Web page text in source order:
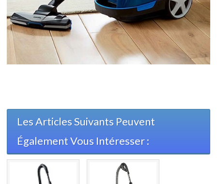
Les Articles Suivants Peuvent
Également Vous Intéresser :